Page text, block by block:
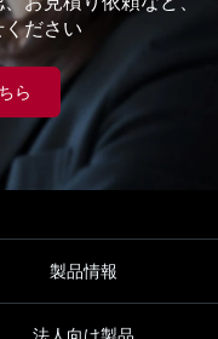
ださい
ら
製品情報